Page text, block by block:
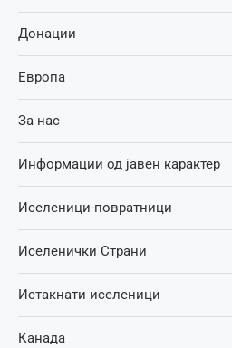
Донации
Европа
За нас
Информации од јавен карактер
Иселеници-повратници
Иселенички Страни
Истакнати иселеници
Канада